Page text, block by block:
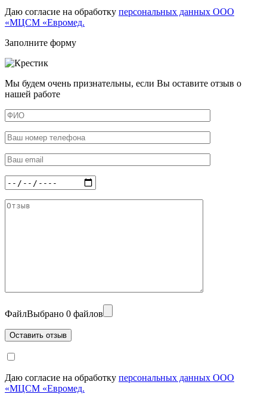
Даю согласие на обработку персональных данных ООО
«МЦСМ «Евромед.
Заполните форму
Мы будем очень признательны, если Вы оставите отзыв о
нашей работе
ФайлВыбрано 0 файлов
Даю согласие на обработку персональных данных ООО
«МЦСМ «Евромед.